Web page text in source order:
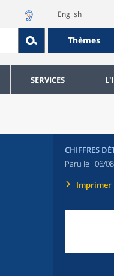
English
Thèmes
SERVICES
CHIFFRES
Paru le : 06/
Imprimer